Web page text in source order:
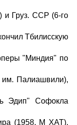
и Груз. ССР (6-го
Тбилисскую
"Миндия" по
им. Палиашвили),
Эдип" Софокла
(1958, M ХАТ),